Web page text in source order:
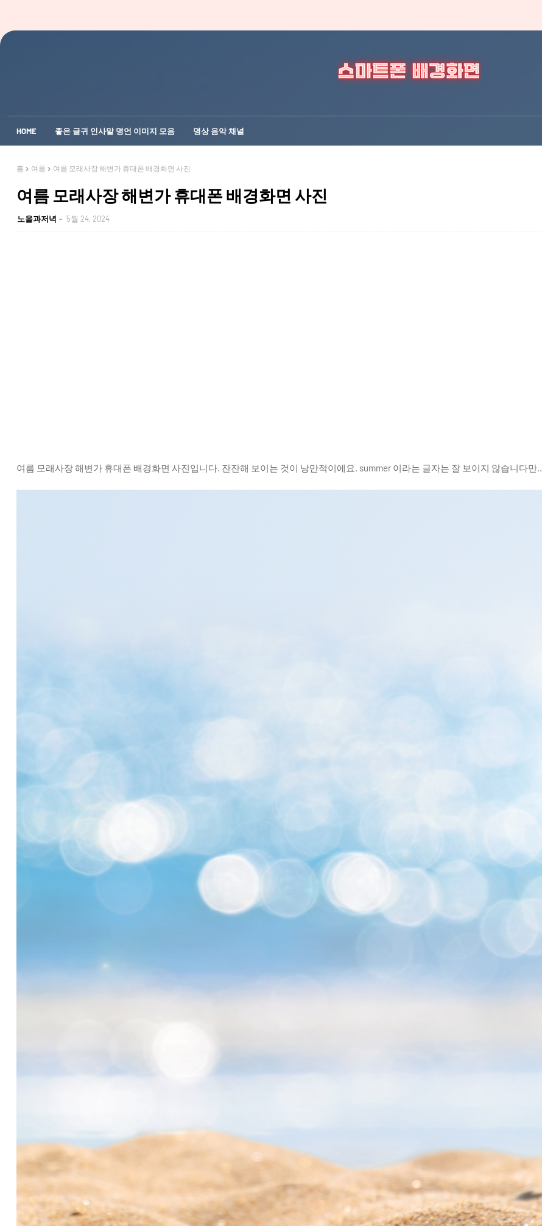
HOME 좋은 글귀 인사말 명언 이미지 모음 명상 음악 채널
홈 여름 여름 모래사장 해변가 휴대폰 배경화면 사진
여름 모래사장 해변가 휴대폰 배경화면 사진
노을과저녁 5월 24, 2024
여름 모래사장 해변가 휴대폰 배경화면 사진입니다. 잔잔해 보이는 것이 낭만적이에요. summer 이라는 글자는 잘 보이지 않습니다만..